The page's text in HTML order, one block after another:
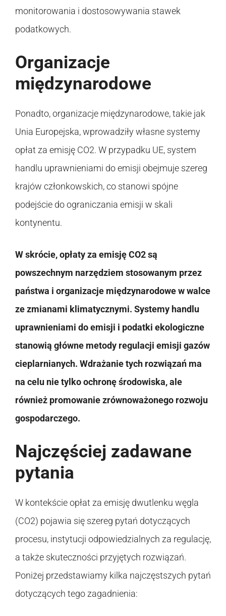
monitorowania i dostosowywania stawek
podatkowych.
Organizacje
międzynarodowe
Ponadto, organizacje międzynarodowe, takie jak
Unia Europejska, wprowadziły własne systemy
opłat za emisję CO2. W przypadku UE, system
handlu uprawnieniami do emisji obejmuje szereg
krajów członkowskich, co stanowi spójne
podejście do ograniczania emisji w skali
kontynentu.
W skrócie, opłaty za emisję CO2 są
powszechnym narzędziem stosowanym przez
państwa i organizacje międzynarodowe w walce
ze zmianami klimatycznymi. Systemy handlu
uprawnieniami do emisji i podatki ekologiczne
stanowią główne metody regulacji emisji gazów
cieplarnianych. Wdrażanie tych rozwiązań ma
na celu nie tylko ochronę środowiska, ale
również promowanie zrównoważonego rozwoju
gospodarczego.
Najczęściej zadawane
pytania
W kontekście opłat za emisję dwutlenku węgla
(CO2) pojawia się szereg pytań dotyczących
procesu, instytucji odpowiedzialnych za regulację,
a także skuteczności przyjętych rozwiązań.
Poniżej przedstawiamy kilka najczęstszych pytań
dotyczących tego zagadnienia: